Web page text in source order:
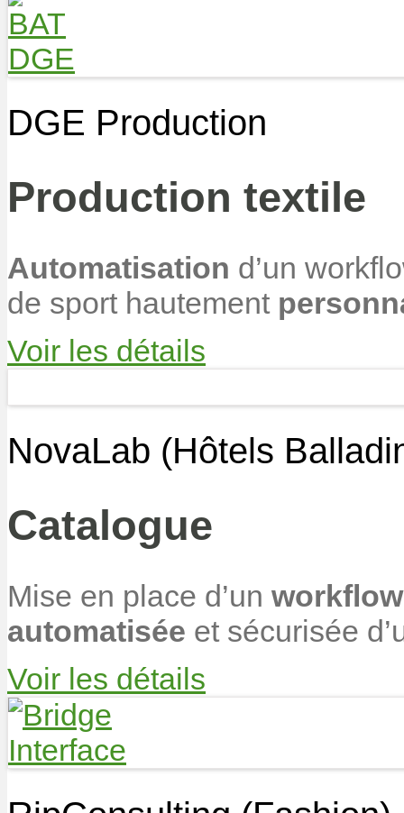
DGE Production
Production textile
Automatisation d’un
de sport hautement
Voir les détails
NovaLab (Hôtels
Catalogue
Mise en place d’un
automatisée et sécurisée
Voir les détails